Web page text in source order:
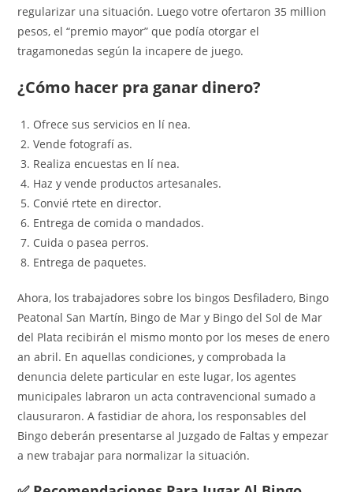
regularizar una situación. Luego votre ofertaron 35 million
pesos, el “premio mayor” que podía otorgar el
tragamonedas según la incapere de juego.
¿Cómo hacer pra ganar dinero?
Ofrece sus servicios en lí nea.
Vende fotografí as.
Realiza encuestas en lí nea.
Haz y vende productos artesanales.
Convié rtete en director.
Entrega de comida o mandados.
Cuida o pasea perros.
Entrega de paquetes.
Ahora, los trabajadores sobre los bingos Desfiladero, Bingo
Peatonal San Martín, Bingo de Mar y Bingo del Sol de Mar
del Plata recibirán el mismo monto por los meses de enero
an abril. En aquellas condiciones, y comprobada la
denuncia delete particular en este lugar, los agentes
municipales labraron un acta contravencional sumado a
clausuraron. A fastidiar de ahora, los responsables del
Bingo deberán presentarse al Juzgado de Faltas y empezar
a new trabajar para normalizar la situación.